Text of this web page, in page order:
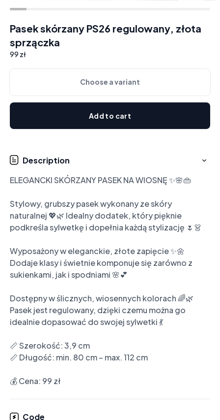
Pasek skórzany PS26 regulowany, złota
sprzączka
99 zł
Choose a variant
Add to cart
Description
ELEGANCKI SKÓRZANY PASEK NA WIOSNĘ ✨🌸👜
Stylowy, grubszy pasek wykonany ze skóry
naturalnej 💖🌿 Idealny dodatek, który pięknie
podkreśla sylwetkę i dopełnia każdą stylizację 🌷👗
Wyposażony w eleganckie, złote zapięcie ✨🌼
Dodaje klasy i świetnie komponuje się zarówno z
sukienkami, jak i spodniami 🌸💕
Dostępny w ślicznych, wiosennych kolorach 🌈🌿
Pasek jest regulowany, dzięki czemu można go
idealnie dopasować do swojej sylwetki 💃
📏 Szerokość: 3,9 cm
📏 Długość: min. 80 cm – max. 112 cm
💰 Cena: 99 zł
Code